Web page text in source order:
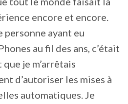
encore et encore.
personne ayant eu
au fil des ans, c’était
je m’arrêtais
d’autoriser les mises à
automatiques. Je